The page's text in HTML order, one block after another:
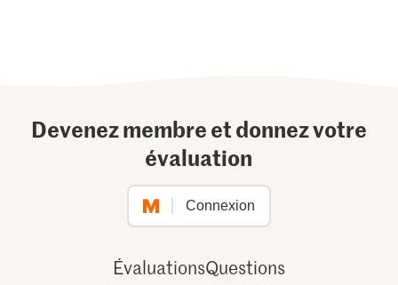
Devenez membre et donnez votre
évaluation
Connexion
ÉvaluationsQuestions